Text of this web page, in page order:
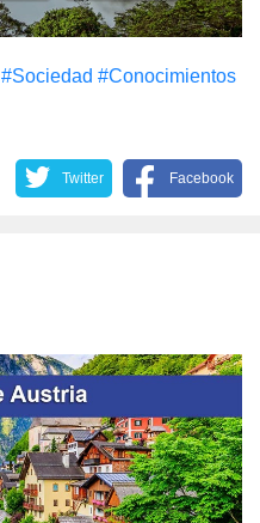
#Sociedad #Conocimientos
Twitter Facebook